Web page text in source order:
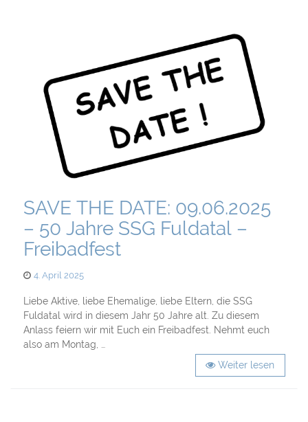
SAVE THE DATE: 09.06.2025
– 50 Jahre SSG Fuldatal –
Freibadfest
Posted
4. April 2025
Liebe Aktive, liebe Ehemalige, liebe Eltern, die SSG
Fuldatal wird in diesem Jahr 50 Jahre alt. Zu diesem
Anlass feiern wir mit Euch ein Freibadfest. Nehmt euch
also am Montag, …
Weiter lesen